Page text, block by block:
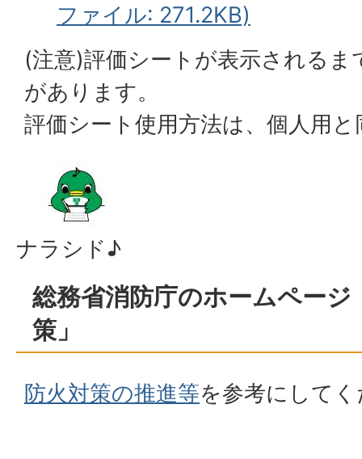
ファイル: 271.2KB)
(注意)評価シートが表示される
があります。
評価シート使用方法は、個人用
ナラシド♪
総務省消防庁のホームページ
策」
防火対策の推進等を参考にして